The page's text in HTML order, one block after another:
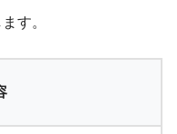
す。